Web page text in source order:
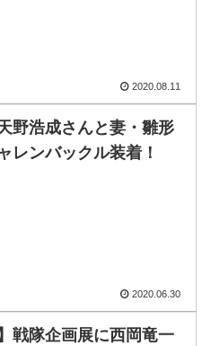
2020.08.11
野浩成さんと妻・雛形
レンバックル装着！
2020.06.30
戦隊企画展に西岡竜一